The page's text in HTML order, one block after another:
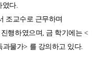
였다.
조교수로 근무하며
행하였으며, 금 학기에는 <
과물가> 를 강의하고 있다.